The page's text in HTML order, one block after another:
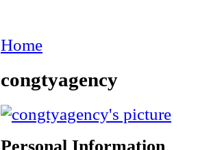
Home
congtyagency